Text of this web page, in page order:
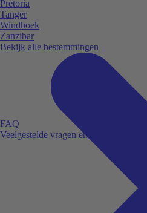
FAQ
Veelgestelde vragen en antwoorden.
Pretoria
Tanger
Windhoek
Zanzibar
Bekijk alle bestemmingen